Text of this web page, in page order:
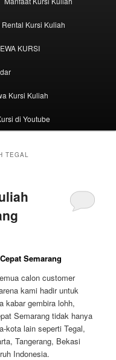
Kursi Kuliah
KURSI
Kursi Kuliah
di Youtube
TEGAL
Semarang
calon customer
kami hadir untuk
kabar gembira lohh,
Semarang tidak hanya
kota lain seperti Tegal,
Tangerang, Bekasi
Indonesia.